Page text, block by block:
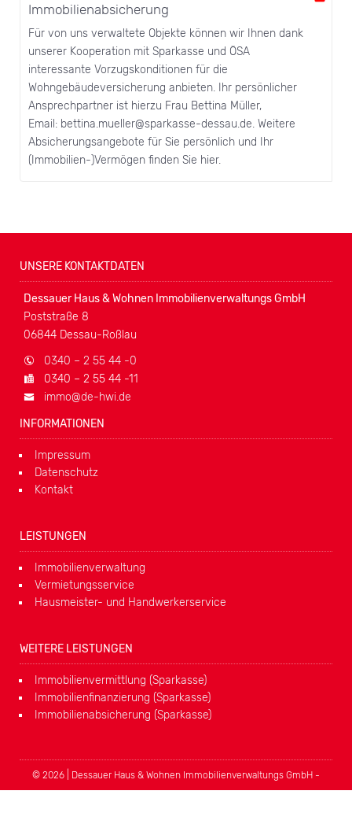
Immobilienabsicherung
Für von uns verwaltete Objekte können wir Ihnen dank
unserer Kooperation mit Sparkasse und ÖSA
interessante Vorzugskonditionen für die
Wohngebäudeversicherung anbieten. Ihr persönlicher
Ansprechpartner ist hierzu Frau Bettina Müller,
Email: bettina.mueller@sparkasse-dessau.de. Weitere
Absicherungsangebote für Sie persönlich und Ihr
(Immobilien-)Vermögen finden Sie hier.
UNSERE KONTAKTDATEN
Dessauer Haus & Wohnen Immobilienverwaltungs GmbH
Poststraße 8
06844 Dessau-Roßlau
0340 – 2 55 44 -0
0340 – 2 55 44 -11
immo@de-hwi.de
INFORMATIONEN
Impressum
Datenschutz
Kontakt
LEISTUNGEN
Immobilienverwaltung
Vermietungsservice
Hausmeister- und Handwerkerservice
WEITERE LEISTUNGEN
Immobilienvermittlung (Sparkasse)
Immobilienfinanzierung (Sparkasse)
Immobilienabsicherung (Sparkasse)
© 2026 | Dessauer Haus & Wohnen Immobilienverwaltungs GmbH -